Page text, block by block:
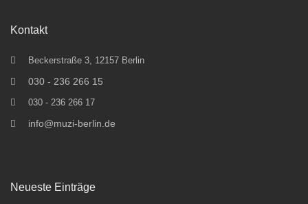
Kontakt
Beckerstraße 3, 12157 Berlin
030 - 236 266 15
030 - 236 266 17
info@muzi-berlin.de
Neueste Einträge